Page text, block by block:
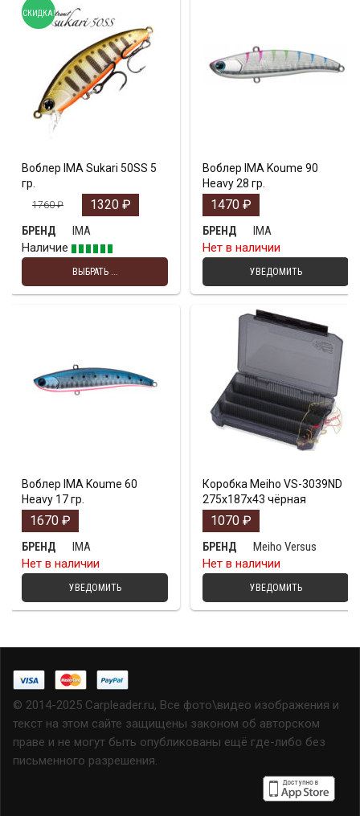
Воблер IMA Sukari 50SS 5
гр.
1760₽ 1320 ₽
БРЕНД
IMA
Наличие
ВЫБРАТЬ ...
СКИДКА!
Воблер IMA Koume 90
Heavy 28 гр.
1470 ₽
БРЕНД
IMA
Нет в наличии
УВЕДОМИТЬ
Воблер IMA Koume 60
Heavy 17 гр.
1670 ₽
БРЕНД
IMA
Нет в наличии
УВЕДОМИТЬ
Коробка Meiho VS-3039ND
275х187х43 чёрная
1070 ₽
БРЕНД
Meiho Versus
Нет в наличии
УВЕДОМИТЬ
© 2014-2025 Carpleader.ru, Все фото\видео изображения и
текст на этом сайте защищены законом об авторском
праве и не могут быть опубликованы ещё где-либо без
письменного разрешения.